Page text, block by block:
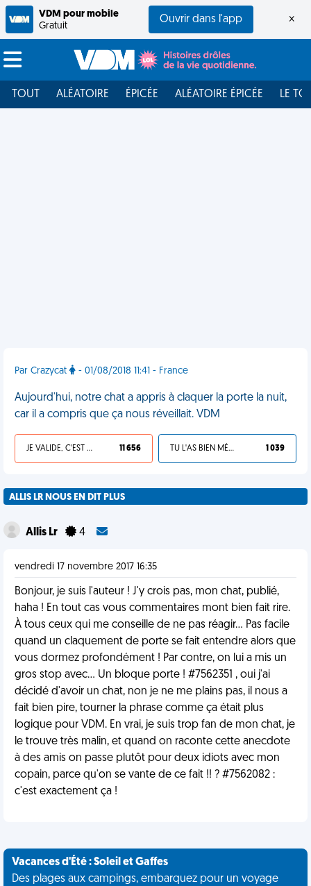
VDM pour mobile
Gratuit
Ouvrir dans l'app ×
TOUT ALÉATOIRE ÉPICÉE ALÉATOIRE ÉPICÉE LE
Par Crazycat - 01/08/2018 11:41 - France
Aujourd'hui, notre chat a appris à claquer la porte la nuit,
car il a compris que ça nous réveillait. VDM
JE VALIDE, C'EST UNE VDM 11 656 TU L'AS BIEN MÉRITÉ 1 039
ALLIS LR NOUS EN DIT PLUS
Allis Lr 4
vendredi 17 novembre 2017 16:35
Bonjour, je suis l'auteur ! J'y crois pas, mon chat, publié,
haha ! En tout cas vous commentaires mont bien fait rire.
À tous ceux qui me conseille de ne pas réagir... Pas facile
quand un claquement de porte se fait entendre alors que
vous dormez profondément ! Par contre, on lui a mis un
gros stop avec... Un bloque porte ! #7562351 , oui j'ai
décidé d'avoir un chat, non je ne me plains pas, il nous a
fait bien pire, tourner la phrase comme ça était plus
logique pour VDM. En vrai, je suis trop fan de mon chat, je
le trouve très malin, et quand on raconte cette anecdote
à des amis on passe plutôt pour deux idiots avec mon
copain, parce qu'on se vante de ce fait !! ? #7562082 :
c'est exactement ça !
Vacances d'Été : Soleil et Gaffes
Des plages aux campings, embarquez pour un voyage